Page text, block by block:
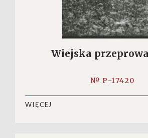
Wiejska
№ P-17420
WIĘCEJ